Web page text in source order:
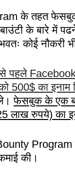
के तहत फेसबुक
के बारे में
कोई नौकरी
पहले
का इनाम
फेसबुक के एक
लाख रुपये) का
की।